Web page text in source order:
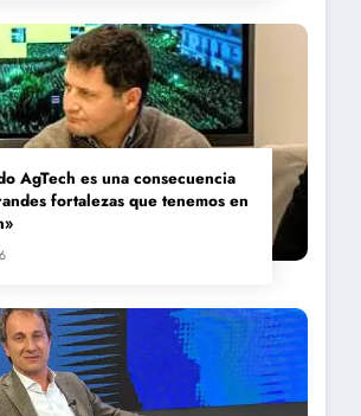
AgTech es una consecuencia
fortalezas que tenemos en